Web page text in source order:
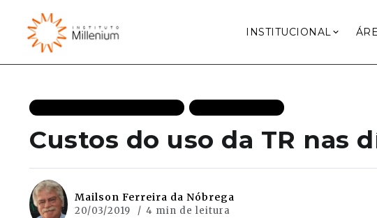
INSTITUCIONAL
Custos do uso da TR nas
Mailson Ferreira da Nóbrega
20/03/2019 4 min de leitura